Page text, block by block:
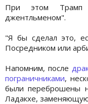
При этом Трамп
джентльменом".
"Я бы сделал это,
Посредником или
Напомним, после
пограничниками,
были переброшены
Ладакхе,